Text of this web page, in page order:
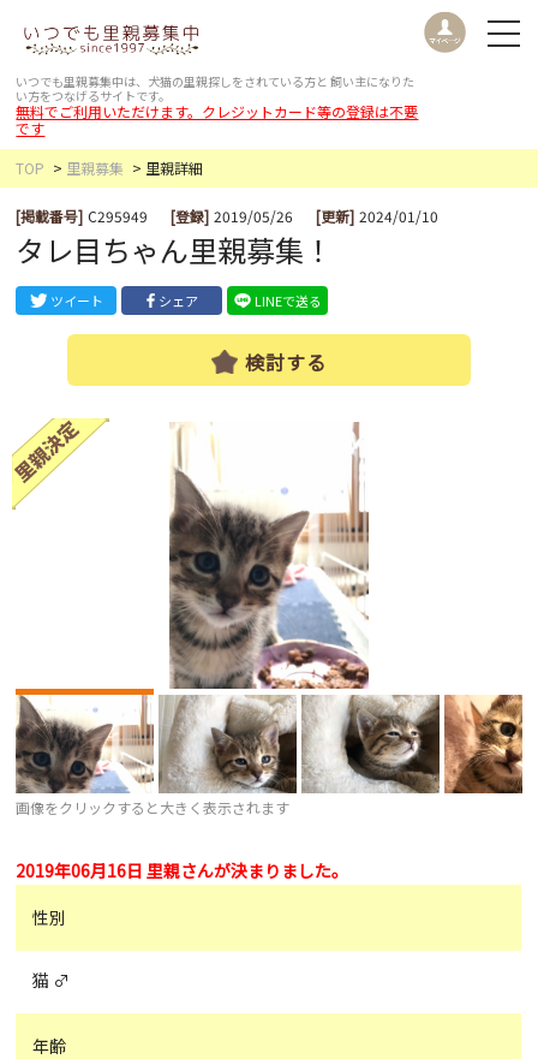
いつでも里親募集中は、犬猫の里親探しをされている方と 飼い主になりた
い方をつなげるサイトです。
無料でご利用いただけます。クレジットカード等の登録は不要
です
TOP
里親募集 里親詳細
[掲載番号] C295949 [登録] 2019/05/26 [更新] 2024/01/10
タレ目ちゃん里親募集！
ツイート シェア LINEで送る
検討する
画像をクリックすると大きく表示されます
2019年06月16日 里親さんが決まりました。
性別
猫 ♂
年齢